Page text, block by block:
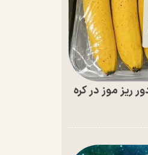
ریز موز در کره